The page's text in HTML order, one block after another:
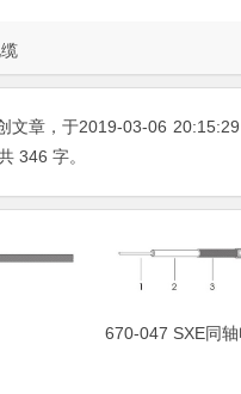
文章，于2019-03-06 20:15:29
346 字。
670-047 SXE同